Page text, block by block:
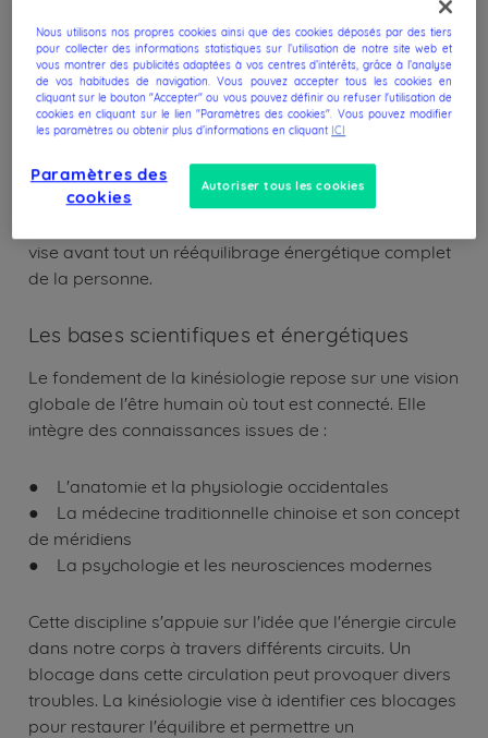
La kinésiologie est une discipline qui s'intéresse à
l'étude du mouvement humain et aux relations entre
le corps et l'esprit. Elle part du principe que notre
corps possède une intelligence innée et une capacité
corps le manifeste par divers symptômes - douleurs,
stress ou difficultés émotionnelles. Cette approche,
vise avant tout un rééquilibrage énergétique complet
de la personne.
Les bases scientifiques et énergétiques
Le fondement de la kinésiologie repose sur une vision
globale de l'être humain où tout est connecté. Elle
intègre des connaissances issues de :
● L'anatomie et la physiologie occidentales
● La médecine traditionnelle chinoise et son concept
de méridiens
● La psychologie et les neurosciences modernes
Cette discipline s'appuie sur l'idée que l'énergie circule
dans notre corps à travers différents circuits. Un
blocage dans cette circulation peut provoquer divers
troubles. La kinésiologie vise à identifier ces blocages
pour restaurer l'équilibre et permettre un
Nous utilisons nos propres cookies ainsi que des cookies déposés par des tiers
pour collecter des informations statistiques sur l’utilisation de notre site web et
vous montrer des publicités adaptées à vos centres d’intérêts, grâce à l’analyse
de vos habitudes de navigation. Vous pouvez accepter tous les cookies en
cliquant sur le bouton "Accepter" ou vous pouvez définir ou refuser l'utilisation de
cookies en cliquant sur le lien "Paramètres des cookies". Vous pouvez modifier
les paramètres ou obtenir plus d’informations en cliquant ICI
Paramètres des
cookies
Autoriser tous les cookies